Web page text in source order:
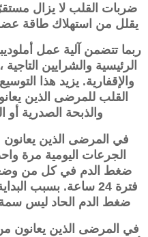
ضربات القلب لا يزال
يقلل من استهلاك طاقة
ربما تتضمن آلية عمل
الرئيسية والشرايين
والإقفارية. يزيد هذا
القلب للمرضى الذين
والذبحة الصدرية أو
في المرضى الذين
الجرعات اليومية مرة
ضغط الدم في كل من
فترة 24 ساعة. بسبب
ضغط الدم الحاد ليس
في المرضى الذين يعانون